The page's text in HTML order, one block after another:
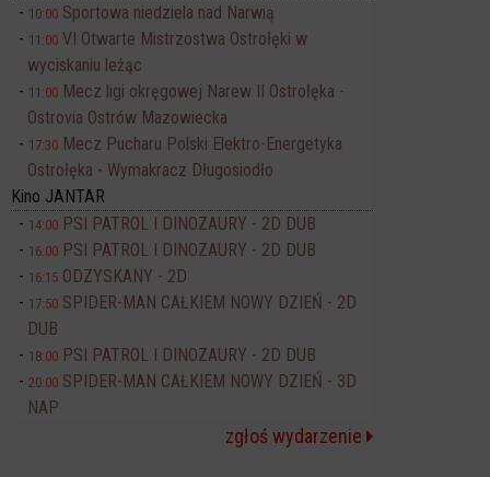
10:00 Sportowa niedziela nad Narwią
11:00 VI Otwarte Mistrzostwa Ostrołęki w
wyciskaniu leżąc
11:00 Mecz ligi okręgowej Narew II Ostrołęka -
Ostrovia Ostrów Mazowiecka
17:30 Mecz Pucharu Polski Elektro-Energetyka
Ostrołęka - Wymakracz Długosiodło
Kino JANTAR
14:00 PSI PATROL I DINOZAURY - 2D DUB
16:00 PSI PATROL I DINOZAURY - 2D DUB
16:15 ODZYSKANY - 2D
17:50 SPIDER-MAN CAŁKIEM NOWY DZIEŃ - 2D
DUB
18:00 PSI PATROL I DINOZAURY - 2D DUB
20:00 SPIDER-MAN CAŁKIEM NOWY DZIEŃ - 3D
NAP
zgłoś wydarzenie